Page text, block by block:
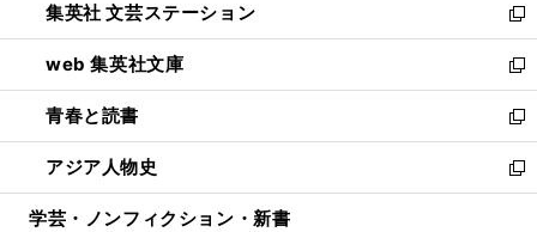
く
ィ
ン
ド
ウ
で
開
く
い
ウ
ィ
ン
ド
ウ
で
開
集英社 文芸ステーション
新
し
い
ウ
ィ
ン
ド
ウ
web 集英社文庫
新
し
い
ウ
ィ
ン
青春と読書
新
し
い
ウ
アジア人物史
新
し
学芸・ノンフィクション・新書